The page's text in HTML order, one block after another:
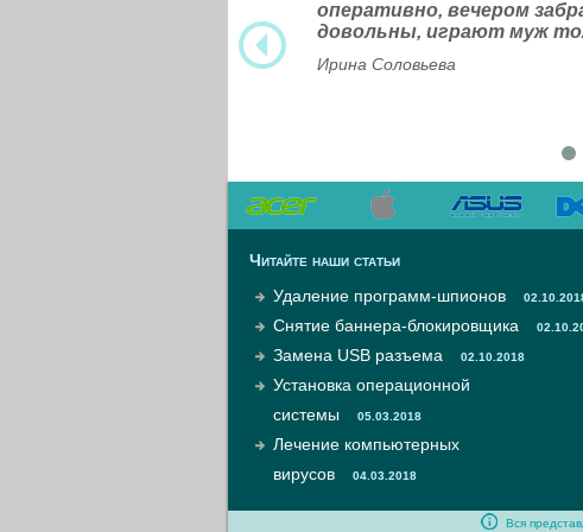
оперативно, вечером
довольны, играют муж
Ирина Соловьева
Читайте наши статьи
Удаление программ-шпионов
Снятие баннера-блокировщика
Замена USB разъема 02.10.2018
Установка операционной
системы
05.03.2018
Лечение компьютерных
вирусов
04.03.2018
Вся